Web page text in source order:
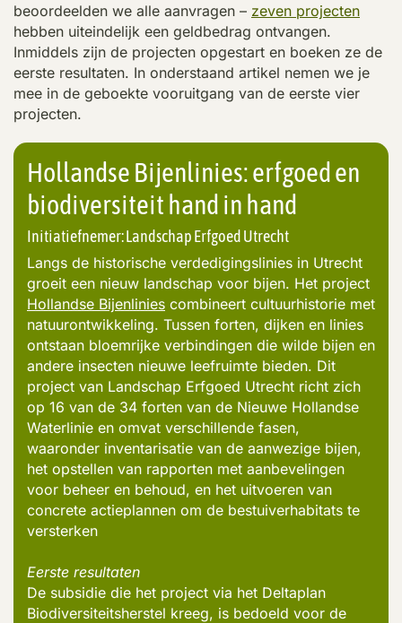
beoordeelden we alle aanvragen – zeven projecten
hebben uiteindelijk een geldbedrag ontvangen.
Inmiddels zijn de projecten opgestart en boeken ze de
eerste resultaten. In onderstaand artikel nemen we je
mee in de geboekte vooruitgang van de eerste vier
projecten.
Hollandse Bijenlinies: erfgoed en
biodiversiteit hand in hand
Initiatiefnemer: Landschap Erfgoed Utrecht
Langs de historische verdedigingslinies in Utrecht
groeit een nieuw landschap voor bijen. Het project
Hollandse Bijenlinies combineert cultuurhistorie met
natuurontwikkeling. Tussen forten, dijken en linies
ontstaan bloemrijke verbindingen die wilde bijen en
andere insecten nieuwe leefruimte bieden. Dit
project van Landschap Erfgoed Utrecht richt zich
op 16 van de 34 forten van de Nieuwe Hollandse
Waterlinie en omvat verschillende fasen,
waaronder inventarisatie van de aanwezige bijen,
het opstellen van rapporten met aanbevelingen
voor beheer en behoud, en het uitvoeren van
concrete actieplannen om de bestuiverhabitats te
versterken
Eerste resultaten
De subsidie die het project via het Deltaplan
Biodiversiteitsherstel kreeg, is bedoeld voor de